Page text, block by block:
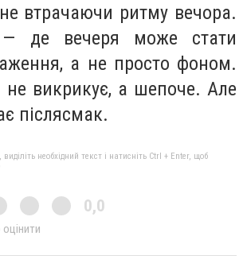
не втрачаючи ритму вечора.
— де вечеря може стати
а не просто фоном.
не викрикує, а шепоче. Але
післясмак.
необхідний текст і натисніть Ctrl + Enter, щоб
0,0